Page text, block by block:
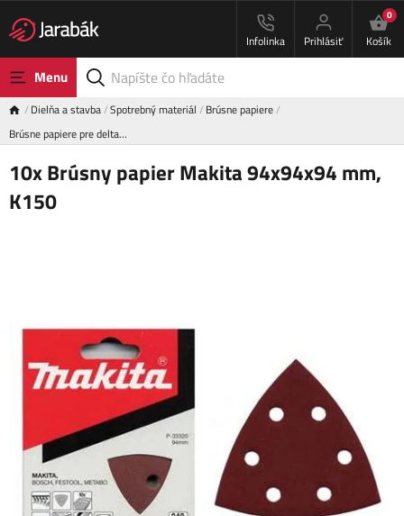
Infolinka Prihlásiť
0
Košík
Menu
Dielňa a stavba Spotrebný materiál
Brúsne papiere
Brúsne papiere pre delta…
10x Brúsny papier Makita 94x94x94 mm,
K150